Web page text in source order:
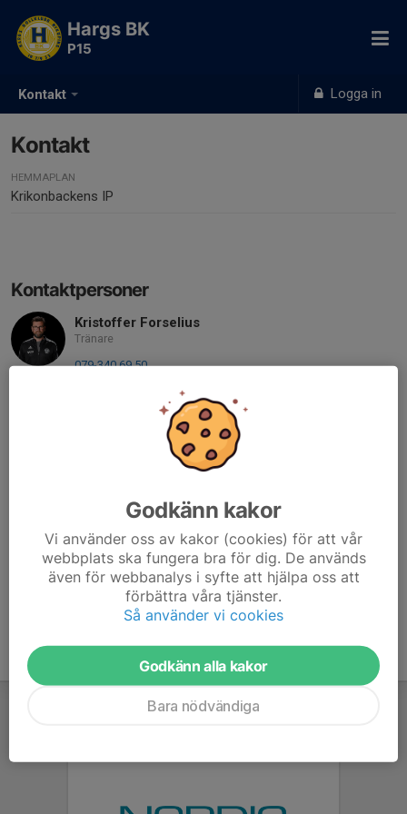
Kontakt Logga in
Hargs BK
P15
Kontakt
HEMMAPLAN
Krikonbackens IP
Kontaktpersoner
Kristoffer Forselius
Tränare
079-340 69 50
Nicklas Nilsson
Tränare
070-221 73 92
nicklas@jvnab.se
Godkänn kakor
Vi använder oss av kakor (cookies) för att vår
webbplats ska fungera bra för dig. De används
även för webbanalys i syfte att hjälpa oss att
förbättra våra tjänster.
Så använder vi cookies
Godkänn alla kakor
Bara nödvändiga